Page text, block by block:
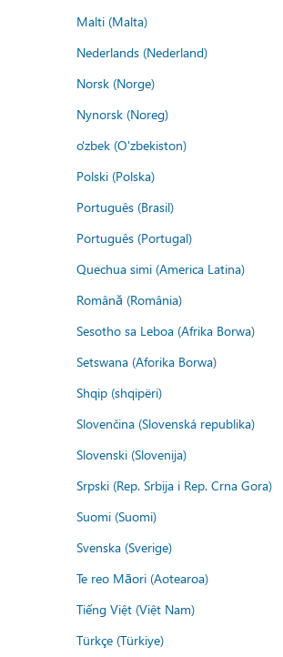
Malti (Malta)
Nederlands (Nederland)
Norsk (Norge)
Nynorsk (Noreg)
o'zbek (O'zbekiston)
Polski (Polska)
Português (Brasil)
Português (Portugal)
Quechua simi (America Latina)
Română (România)
Sesotho sa Leboa (Afrika Borwa)
Setswana (Aforika Borwa)
Shqip (shqipëri)
Slovenčina (Slovenská republika)
Slovenski (Slovenija)
Srpski (Rep. Srbija i Rep. Crna Gora)
Suomi (Suomi)
Svenska (Sverige)
Te reo Māori (Aotearoa)
Tiếng Việt (Việt Nam)
Türkçe (Türkiye)